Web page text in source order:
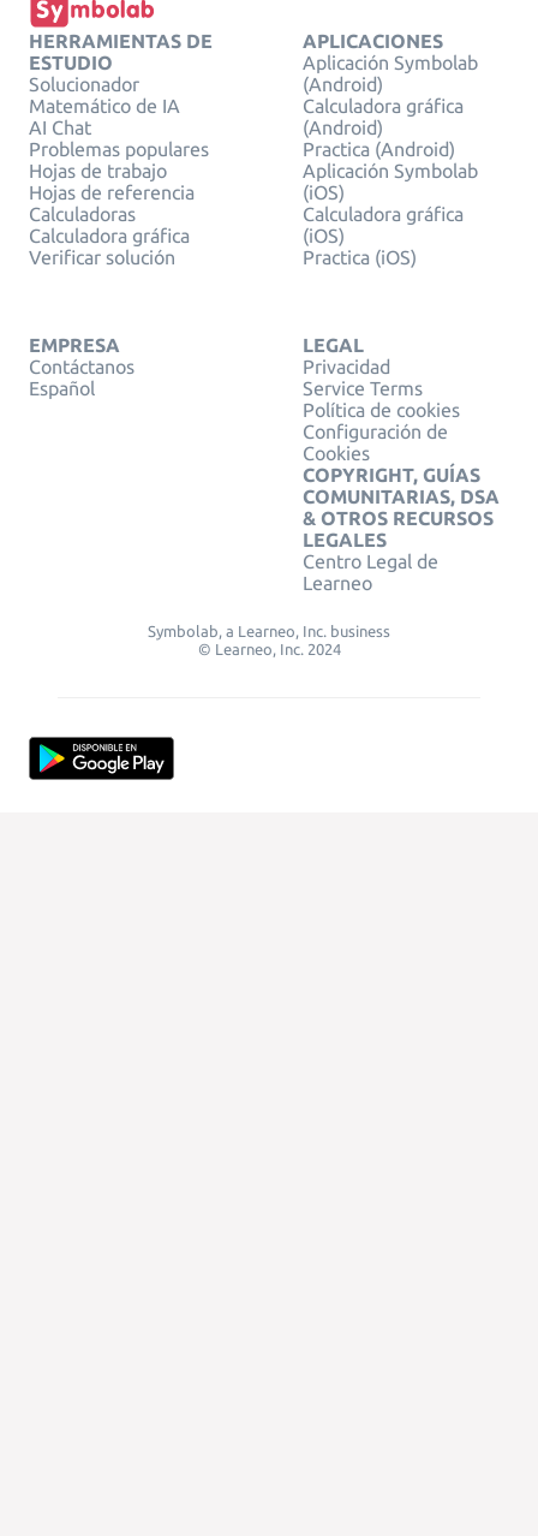
HERRAMIENTAS DE
ESTUDIO
Solucionador
Matemático de IA
AI Chat
Problemas populares
Hojas de trabajo
Hojas de referencia
Calculadoras
Calculadora gráfica
Verificar solución
APLICACIONES
Aplicación Symbolab
(Android)
Calculadora gráfica
(Android)
Practica (Android)
Aplicación Symbolab
(iOS)
Calculadora gráfica
(iOS)
Practica (iOS)
EMPRESA
Contáctanos
Español
LEGAL
Privacidad
Service Terms
Política de cookies
Configuración de
Cookies
COPYRIGHT, GUÍAS
COMUNITARIAS, DSA
& OTROS RECURSOS
LEGALES
Centro Legal de
Learneo
Symbolab, a Learneo, Inc. business
© Learneo, Inc. 2024